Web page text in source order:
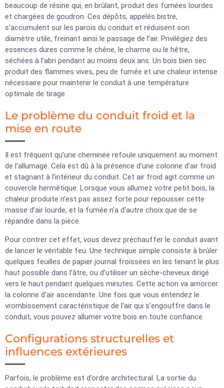
beaucoup de résine qui, en brûlant, produit des fumées lourdes
et chargées de goudron. Ces dépôts, appelés bistre,
s’accumulent sur les parois du conduit et réduisent son
diamètre utile, freinant ainsi le passage de l’air. Privilégiez des
essences dures comme le chêne, le charme ou le hêtre,
séchées à l’abri pendant au moins deux ans. Un bois bien sec
produit des flammes vives, peu de fumée et une chaleur intense
nécessaire pour maintenir le conduit à une température
optimale de tirage.
Le problème du conduit froid et la
mise en route
Il est fréquent qu’une cheminée refoule uniquement au moment
de l’allumage. Cela est dû à la présence d’une colonne d’air froid
et stagnant à l’intérieur du conduit. Cet air froid agit comme un
couvercle hermétique. Lorsque vous allumez votre petit bois, la
chaleur produite n’est pas assez forte pour repousser cette
masse d’air lourde, et la fumée n’a d’autre choix que de se
répandre dans la pièce.
Pour contrer cet effet, vous devez préchauffer le conduit avant
de lancer le véritable feu. Une technique simple consiste à brûler
quelques feuilles de papier journal froissées en les tenant le plus
haut possible dans l’âtre, ou d’utiliser un sèche-cheveux dirigé
vers le haut pendant quelques minutes. Cette action va amorcer
la colonne d’air ascendante. Une fois que vous entendez le
vrombissement caractéristique de l’air qui s’engouffre dans le
conduit, vous pouvez allumer votre bois en toute confiance.
Configurations structurelles et
influences extérieures
Parfois, le problème est d’ordre architectural. La sortie du